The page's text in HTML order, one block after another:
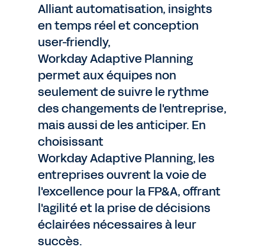
Alliant automatisation, insights
en temps réel et conception
user-friendly,
Workday Adaptive Planning
permet aux équipes non
seulement de suivre le rythme
des changements de l'entreprise,
mais aussi de les anticiper. En
choisissant
Workday Adaptive Planning, les
entreprises ouvrent la voie de
l'excellence pour la FP&A, offrant
l'agilité et la prise de décisions
éclairées nécessaires à leur
succès.